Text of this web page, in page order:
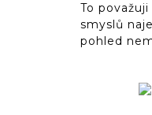
To
smyslů
pohled